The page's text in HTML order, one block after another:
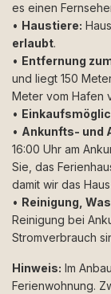
es einen
• Haustiere:
erlaubt.
• Entfernung
und liegt 150
Meter vom Hafen
•
• Ankunfts- und
16:00 Uhr am
Sie, das
damit wir das
• Reinigung,
Reinigung bei
Stromverbrauch
Hinweis: Im
Ferienwohnung.